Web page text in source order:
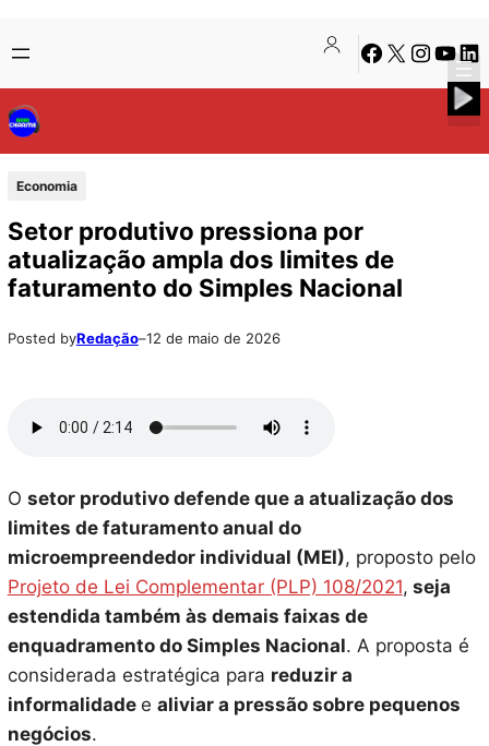
para
o
conteúdo
to
content
Facebook
X Instagram
Economia
Setor produtivo pressiona por
atualização ampla dos limites de
faturamento do Simples Nacional
Posted byRedação–12 de maio de 2026
O setor produtivo defende que a atualização dos
limites de faturamento anual do
microempreendedor individual (MEI), proposto pelo
Projeto de Lei Complementar (PLP) 108/2021, seja
estendida também às demais faixas de
enquadramento do Simples Nacional. A proposta é
considerada estratégica para reduzir a
informalidade e aliviar a pressão sobre pequenos
negócios.